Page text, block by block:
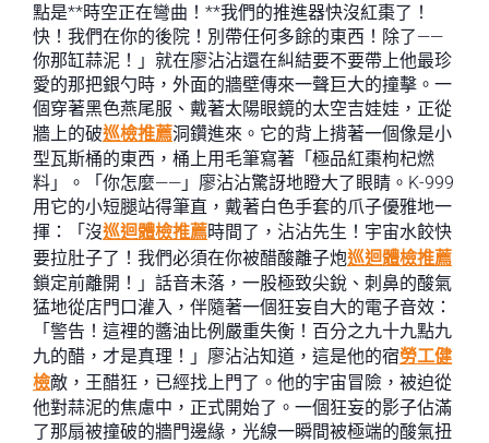
點是**時空正在彎曲！**我們的推進器快沒紅棗了！
快！我們在你的後院！別帶任何多餘的東西！除了——
你那缸蒜泥！」就在廖沾沾還在糾結要不要帶上他最珍
愛的那把銀勺時，外面的牆壁傳來一聲巨大的撞擊。一
個穿著黑色燕尾服、戴著太陽眼鏡的太空吉娃娃，正從
牆上的破巡檢推薦洞鑽進來。它的背上揹著一個像是小
型瓦斯桶的東西，桶上用毛筆寫著「極品紅棗枸杞燃
料」。「你怎麼——」廖沾沾驚訝地瞪大了眼睛。K-999
用它的小短腿站得筆直，戴著白色手套的爪子優雅地一
揮：「沒巡迴體檢推薦時間了，沾沾先生！宇宙水餃快
要拉肚子了！我們必須在你被醋酸離子炮巡迴體檢推薦
鎖定前離開！」話音未落，一股極致尖銳、刺鼻的酸氣
猛地從店門口灌入，伴隨著一個狂妄自大的電子音效：
「警告！這裡的醬油比例嚴重失衡！百分之九十九點九
九的醋，才是真理！」廖沾沾知道，這是他的宿勞工健
檢敵，王醋狂，已經找上門了。他的宇宙冒險，被迫從
他對蒜泥的焦慮中，正式開始了。一個狂妄的影子佔滿
了那扇被撞破的牆門邊緣，光線一瞬間被極端的酸氣扭